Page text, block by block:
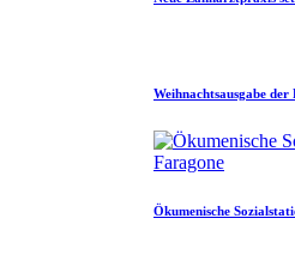
Weihnachtsausgabe der
Ökumenische